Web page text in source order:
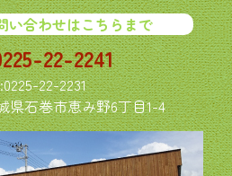
い合わせはこちらまで
22-2241
22-2231
県石巻市恵み野6丁目1-4